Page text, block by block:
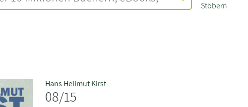
Stöbern
Hans Hellmut Kirst
08/15